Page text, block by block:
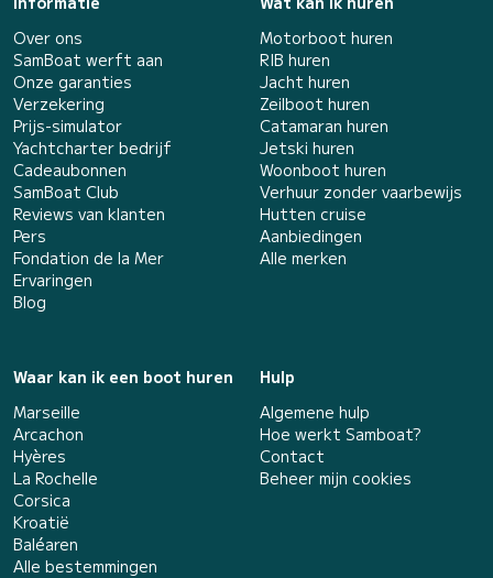
Over ons
SamBoat werft aan
Onze garanties
Verzekering
Prijs-simulator
Yachtcharter bedrijf
Cadeaubonnen
SamBoat Club
Reviews van klanten
Pers
Fondation de la Mer
Ervaringen
Blog
Motorboot huren
RIB huren
Jacht huren
Zeilboot huren
Catamaran huren
Jetski huren
Woonboot huren
Verhuur zonder vaarbewijs
Hutten cruise
Aanbiedingen
Alle merken
Waar kan ik een boot huren
Marseille
Arcachon
Hyères
La Rochelle
Corsica
Kroatië
Baléaren
Alle bestemmingen
Hulp
Algemene hulp
Hoe werkt Samboat?
Contact
Beheer mijn cookies